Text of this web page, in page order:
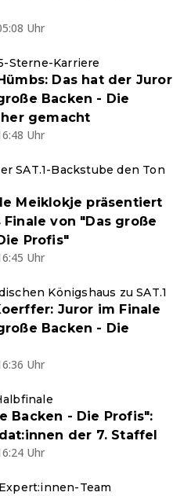
Uhr
Sterne-Karriere
Das hat der Juror
Backen - Die
gemacht
Uhr
SAT.1-Backstube den Ton
Meiklokje präsentiert
Finale von "Das große
Profis"
Uhr
Königshaus zu SAT.1
Juror im Finale
Backen - Die
Uhr
Backen - Die Profis":
der 7. Staffel
Uhr
Team